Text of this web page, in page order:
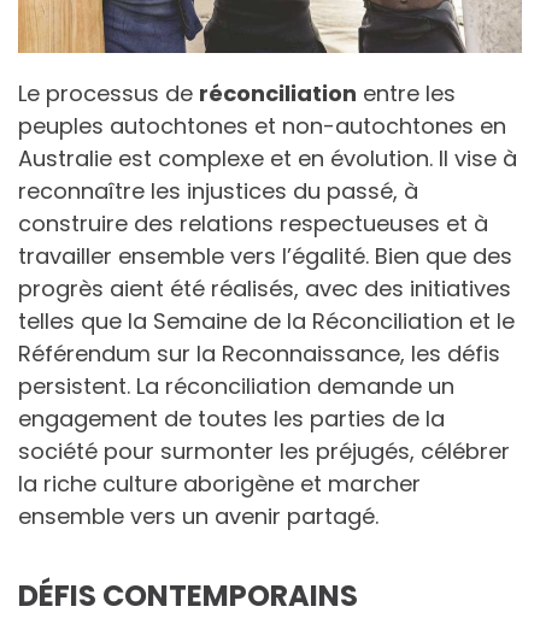
Le processus de réconciliation entre les
peuples autochtones et non-autochtones en
Australie est complexe et en évolution. Il vise à
reconnaître les injustices du passé, à
construire des relations respectueuses et à
travailler ensemble vers l’égalité. Bien que des
progrès aient été réalisés, avec des initiatives
telles que la Semaine de la Réconciliation et le
Référendum sur la Reconnaissance, les défis
persistent. La réconciliation demande un
engagement de toutes les parties de la
société pour surmonter les préjugés, célébrer
la riche culture aborigène et marcher
ensemble vers un avenir partagé.
DÉFIS CONTEMPORAINS